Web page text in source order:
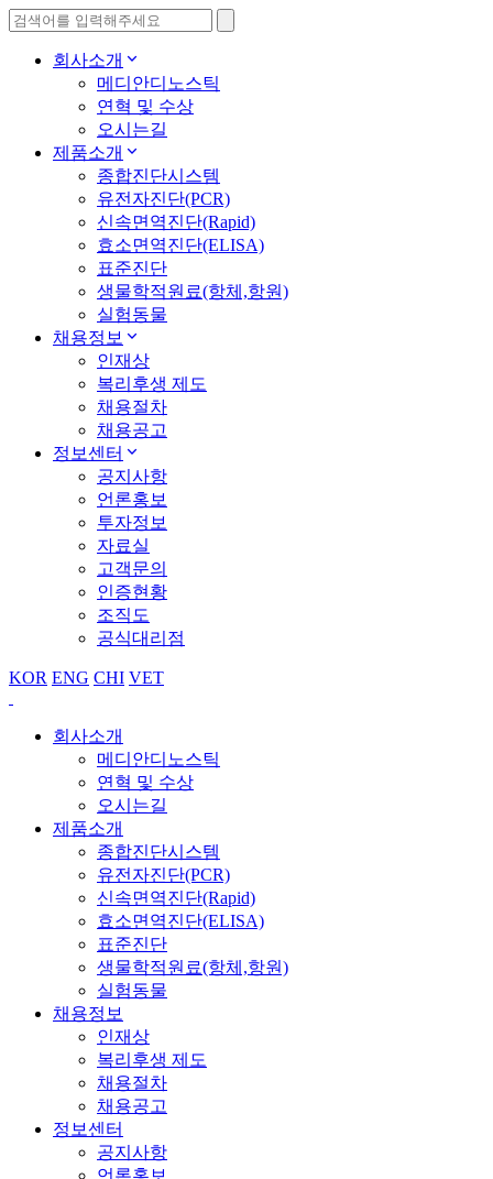
회사소개
메디안디노스틱
연혁 및 수상
오시는길
제품소개
종합진단시스템
유전자진단(PCR)
신속면역진단(Rapid)
효소면역진단(ELISA)
표준진단
생물학적원료(항체,항원)
실험동물
채용정보
인재상
복리후생 제도
채용절차
채용공고
정보센터
공지사항
언론홍보
투자정보
자료실
고객문의
인증현황
조직도
공식대리점
KOR ENG CHI VET
회사소개
메디안디노스틱
연혁 및 수상
오시는길
제품소개
종합진단시스템
유전자진단(PCR)
신속면역진단(Rapid)
효소면역진단(ELISA)
표준진단
생물학적원료(항체,항원)
실험동물
채용정보
인재상
복리후생 제도
채용절차
채용공고
정보센터
공지사항
언론홍보